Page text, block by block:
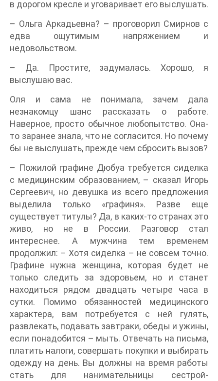
в дорогом кресле и уговаривает его выслушать.
– Ольга Аркадьевна? – проговорил Смирнов с
едва ощутимым напряжением и
недовольством.
– Да. Простите, задумалась. Хорошо, я
выслушаю вас.
Оля и сама не понимала, зачем дала
незнакомцу шанс рассказать о работе.
Наверное, просто обычное любопытство. Она-
то заранее знала, что не согласится. Но почему
бы не выслушать, прежде чем сбросить вызов?
– Пожилой графине Дюбуа требуется сиделка
с медицинским образованием, – сказал Игорь
Сергеевич, но девушка из всего предложения
выделила только «графиня». Разве еще
существует титулы? Да, в каких-то странах это
живо, но не в России. Разговор стал
интереснее. А мужчина тем временем
продолжил: – Хотя сиделка – не совсем точно.
Графине нужна женщина, которая будет не
только следить за здоровьем, но и станет
находиться рядом двадцать четыре часа в
сутки. Помимо обязанностей медицинского
характера, вам потребуется с ней гулять,
развлекать, подавать завтраки, обеды и ужины,
если понадобится – мыть. Отвечать на письма,
платить налоги, совершать покупки и выбирать
одежду на день. Вы должны на время работы
стать для нанимательницы сестрой-